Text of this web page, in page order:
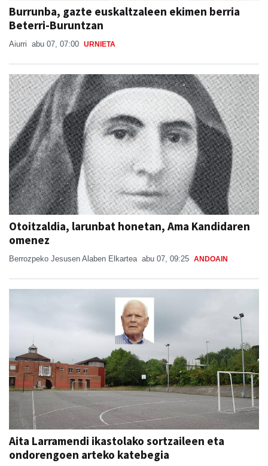
Burrunba, gazte euskaltzaleen ekimen berria
Beterri-Buruntzan
Aiurri abu 07, 07:00 URNIETA
Otoitzaldia, larunbat honetan, Ama Kandidaren
omenez
Berrozpeko Jesusen Alaben Elkartea abu 07, 09:25 ANDOAIN
Aita Larramendi ikastolako sortzaileen eta
ondorengoen arteko katebegia